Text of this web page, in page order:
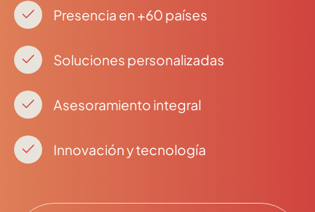
Presencia en +60 países
Soluciones personalizadas
Asesoramiento integral
Innovación y tecnología